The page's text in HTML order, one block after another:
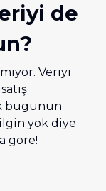
de
Veriyi
bugünün
yok diye
göre!